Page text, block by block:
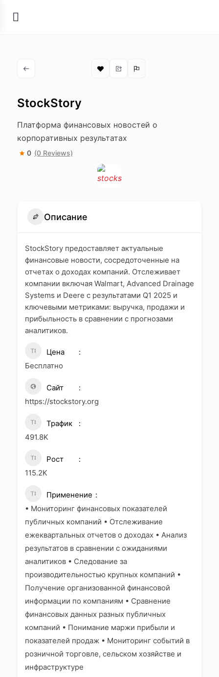
StockStory
Платформа финансовых новостей о
корпоративных результатах
0 (0 Reviews)
Описание
StockStory предоставляет актуальные
финансовые новости, сосредоточенные на
отчетах о доходах компаний. Отслеживает
компании включая Walmart, Advanced Drainage
Systems и Deere с результатами Q1 2025 и
ключевыми метриками: выручка, продажи и
прибыльность в сравнении с прогнозами
аналитиков.
Цена
Бесплатно
Сайт
https://stockstory.org
Трафик
491.8K
Рост
115.2K
Применение
• Мониторинг финансовых показателей
публичных компаний • Отслеживание
ежеквартальных отчетов о доходах • Анализ
результатов в сравнении с ожиданиями
аналитиков • Следование за
производительностью крупных компаний •
Получение организованной финансовой
информации по компаниям • Сравнение
финансовых данных разных публичных
компаний • Понимание маржи прибыли и
показателей продаж • Мониторинг событий в
розничной торговле, сельском хозяйстве и
инфраструктуре